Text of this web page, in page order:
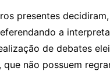
presentes
a
de debates
não possuem